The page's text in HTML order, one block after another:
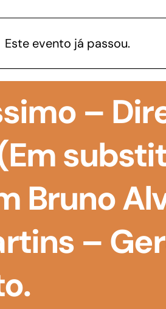
realizar obras,
Este evento já passou.
–
Bruno
–